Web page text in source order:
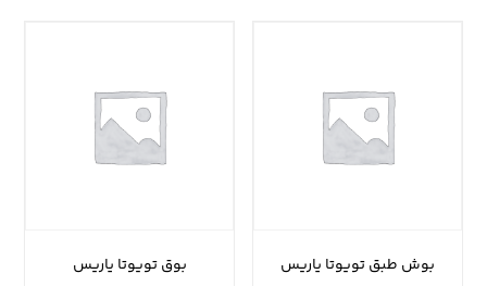
بوش طبق تویوتا یاریس بوق تویوتا یاریس